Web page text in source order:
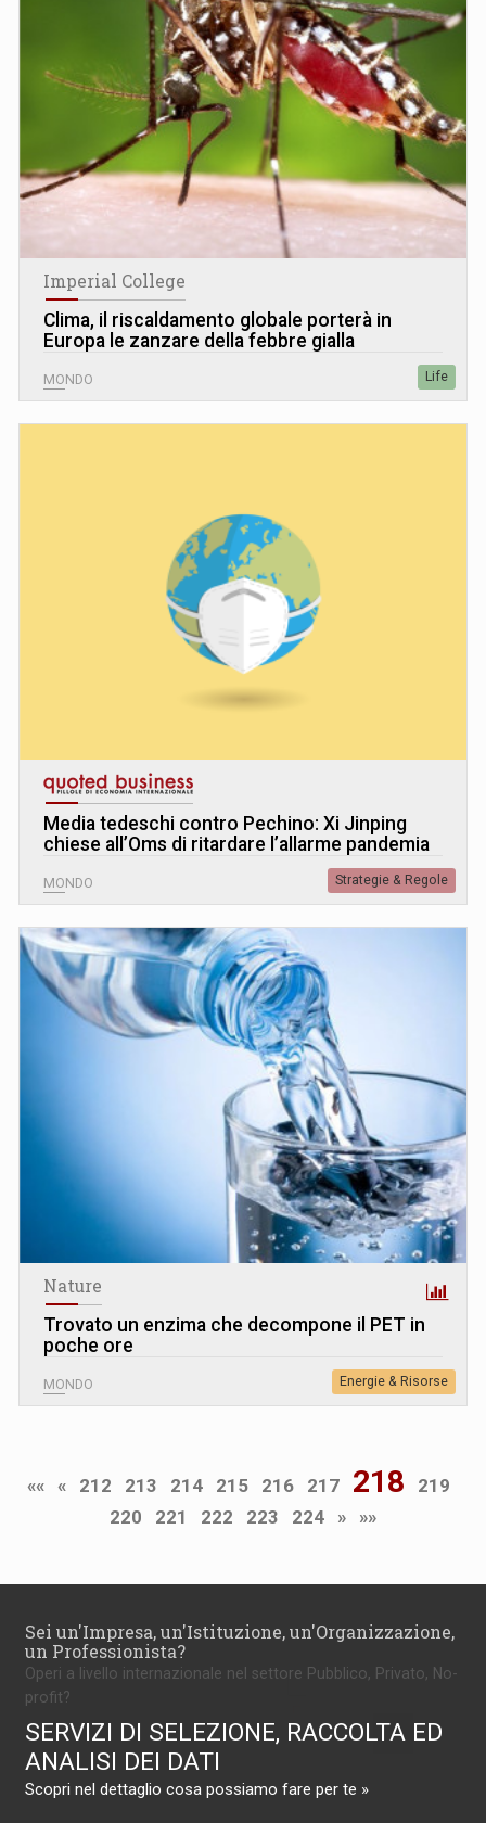
Imperial College
Clima, il riscaldamento globale porterà in
Europa le zanzare della febbre gialla
MONDO Life
Media tedeschi contro Pechino: Xi Jinping
chiese all’Oms di ritardare l’allarme pandemia
MONDO Strategie & Regole
Nature
Trovato un enzima che decompone il PET in
poche ore
MONDO Energie & Risorse
«« « 212 213 214 215 216 217 218
219
220
221 222 223 224 » »»
Sei un'Impresa, un'Istituzione, un'Organizzazione,
un Professionista?
Operi a livello internazionale nel settore Pubblico, Privato, No-
profit?
SERVIZI DI SELEZIONE, RACCOLTA ED
ANALISI DEI DATI
Scopri nel dettaglio cosa possiamo fare per te »